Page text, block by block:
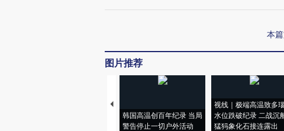
本
图片推荐
韩国高温创百年纪录 当局
警告停止一切户外活动
视线｜极端高温致多
水位跌破纪录 二战沉
猛犸象化石接连露出